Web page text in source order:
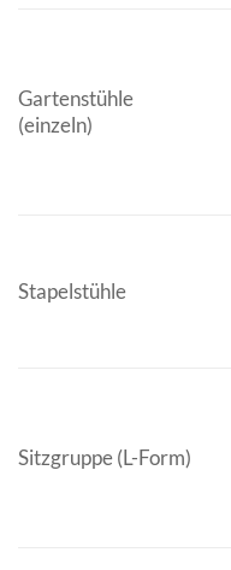
Gartenstühle
(einzeln)
Stapelstühle
Sitzgruppe (L-Form)